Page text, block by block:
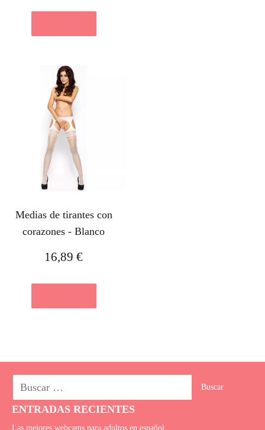
Medias de tirantes con
corazones - Blanco
16,89€
ENTRADAS RECIENTES
Las mejores webcams para adultos en español